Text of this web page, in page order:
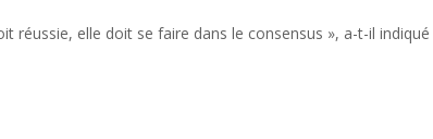
réussie, elle doit se faire dans le consensus », a-t-il